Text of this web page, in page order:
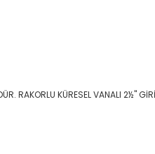
RAKORLU KÜRESEL VANALI 2½"